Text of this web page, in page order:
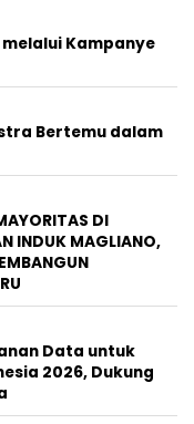
Kampanye
Bertemu dalam
DI
INDUK MAGLIANO,
Data untuk
2026, Dukung